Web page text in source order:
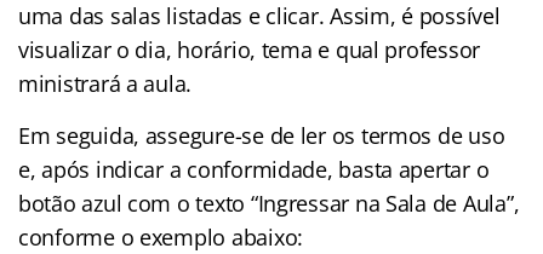
uma das salas listadas e clicar. Assim, é possível
visualizar o dia, horário, tema e qual professor
ministrará a aula.
Em seguida, assegure-se de ler os termos de uso
e, após indicar a conformidade, basta apertar o
botão azul com o texto “Ingressar na Sala de Aula”,
conforme o exemplo abaixo: